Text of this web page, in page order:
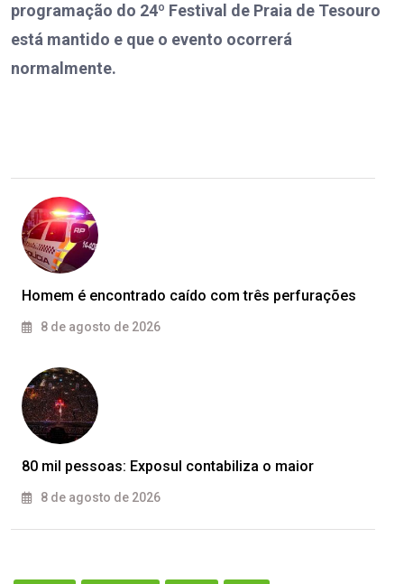
programação do 24º Festival de Praia de Tesouro
está mantido e que o evento ocorrerá
normalmente.
Homem é encontrado caído com três perfurações
8 de agosto de 2026
80 mil pessoas: Exposul contabiliza o maior
8 de agosto de 2026